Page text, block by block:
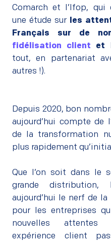
Comarch et l’Ifop, qui
une étude sur
les
Français sur de
fidélisation client et
tout, en partenariat
autres !).
Depuis 2020, bon
aujourd’hui compte de
de la transformation
plus rapidement
Que l’on soit dans le
grande distribution,
aujourd’hui le nerf de
pour les entreprises
nouvelles attentes
expérience client